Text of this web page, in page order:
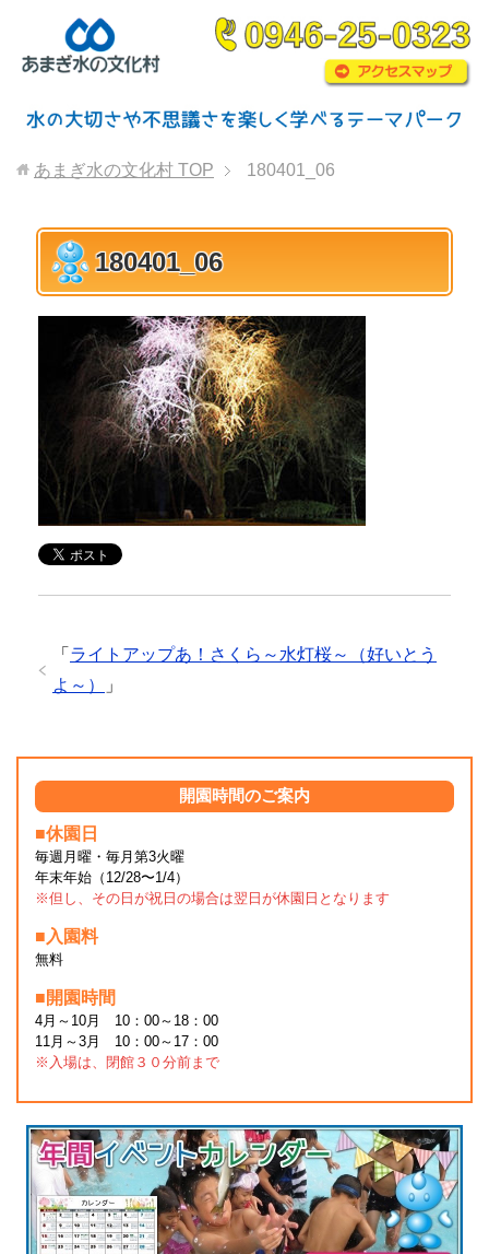
あまぎ水の文化村 TOP 180401_06
180401_06
「 ライトアップあ！さくら～水灯桜～（好いとう
よ～）
」
開園時間のご案内
■休園日
毎週月曜・毎月第3火曜
年末年始（12/28〜1/4）
※但し、その日が祝日の場合は翌日が休園日となります
■入園料
無料
■開園時間
4月～10月 10：00～18：00
11月～3月 10：00～17：00
※入場は、閉館３０分前まで